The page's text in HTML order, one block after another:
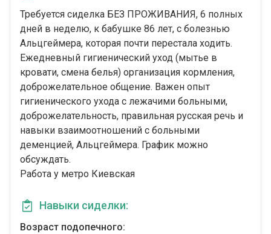
Требуется сиделка БЕЗ ПРОЖИВАНИЯ, 6 полных
дней в неделю, к бабушке 86 лет, с болезнью
Альцгеймера, которая почти перестала ходить.
Ежедневный гигиенический уход (мытье в
кровати, смена белья) организация кормления,
доброжелательное общение. Важен опыт
гигиенического ухода с лежачими больными,
доброжелательность, правильная русская речь и
навыки взаимоотношений с больными
деменцией, Альцгеймера. График можно
обсуждать.
Работа у метро Киевская
Навыки сиделки:
Возраст подопечного: